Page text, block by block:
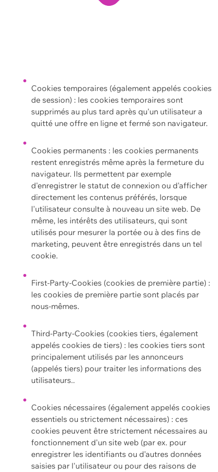
Cookies temporaires (également appelés cookies
de session) : les cookies temporaires sont
supprimés au plus tard après qu'un utilisateur a
quitté une offre en ligne et fermé son navigateur.
Cookies permanents : les cookies permanents
restent enregistrés même après la fermeture du
navigateur. Ils permettent par exemple
d'enregistrer le statut de connexion ou d'afficher
directement les contenus préférés, lorsque
l'utilisateur consulte à nouveau un site web. De
même, les intérêts des utilisateurs, qui sont
utilisés pour mesurer la portée ou à des fins de
marketing, peuvent être enregistrés dans un tel
cookie.
First-Party-Cookies (cookies de première partie) :
les cookies de première partie sont placés par
nous-mêmes.
Third-Party-Cookies (cookies tiers, également
appelés cookies de tiers) : les cookies tiers sont
principalement utilisés par les annonceurs
(appelés tiers) pour traiter les informations des
utilisateurs..
Cookies nécessaires (également appelés cookies
essentiels ou strictement nécessaires) : ces
cookies peuvent être strictement nécessaires au
fonctionnement d'un site web (par ex. pour
enregistrer les identifiants ou d'autres données
saisies par l'utilisateur ou pour des raisons de